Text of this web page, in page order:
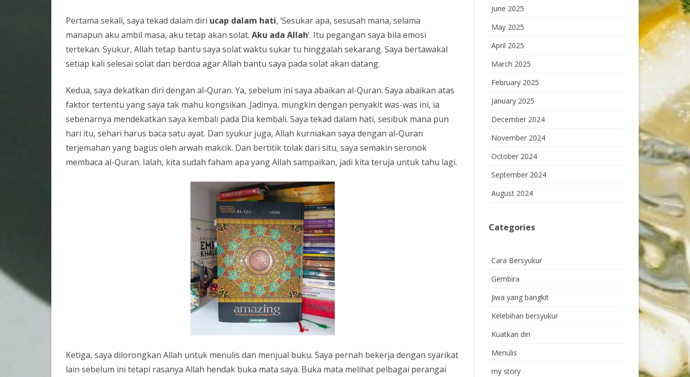
Pertama sekali, saya tekad dalam diri ucap dalam hati, ‘Sesukar apa, sesusah mana, selama
manapun aku ambil masa, aku tetap akan solat. Aku ada Allah‘. Itu pegangan saya bila emosi
tertekan. Syukur, Allah tetap bantu saya solat waktu sukar tu hinggalah sekarang. Saya bertawakal
setiap kali selesai solat dan berdoa agar Allah bantu saya pada solat akan datang.
Kedua, saya dekatkan diri dengan al-Quran. Ya, sebelum ini saya abaikan al-Quran. Saya abaikan atas
faktor tertentu yang saya tak mahu kongsikan. Jadinya, mungkin dengan penyakit was-was ini, ia
sebenarnya mendekatkan saya kembali pada Dia kembali. Saya tekad dalam hati, sesibuk mana pun
hari itu, sehari harus baca satu ayat. Dan syukur juga, Allah kurniakan saya dengan al-Quran
terjemahan yang bagus oleh arwah makcik. Dan bertitik tolak dari situ, saya semakin seronok
membaca al-Quran. Ialah, kita sudah faham apa yang Allah sampaikan, jadi kita teruja untuk tahu lagi.
Ketiga, saya dilorongkan Allah untuk menulis dan menjual buku. Saya pernah bekerja dengan syarikat
lain sebelum ini tetapi rasanya Allah hendak buka mata saya. Buka mata melihat pelbagai perangai
June 2025
May 2025
April 2025
March 2025
February 2025
January 2025
December 2024
November 2024
October 2024
September 2024
August 2024
Categories
Cara Bersyukur
Gembira
Jiwa yang bangkit
Kelebihan bersyukur
Kuatkan diri
Menulis
my story